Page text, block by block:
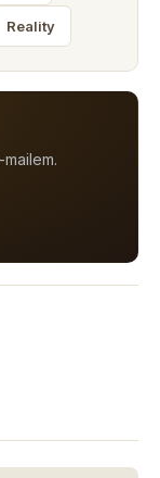
Reality